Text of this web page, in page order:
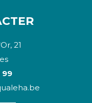
21
99